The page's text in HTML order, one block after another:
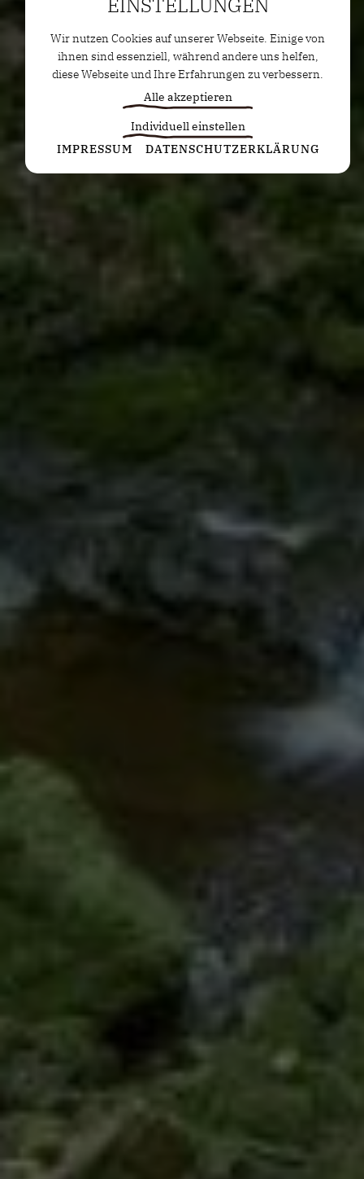
Wir nutzen Cookies auf unserer Webseite. Einige von
ihnen sind essenziell, während andere uns helfen,
diese Webseite und Ihre Erfahrungen zu verbessern.
Alle akzeptieren
Individuell einstellen
Statistiken
Diese Cookies erfassen anonyme Statistiken. Diese
Marketing Cookies werden von Drittanbietern oder
IMPRESSUM DATENSCHUTZERKLÄRUNG